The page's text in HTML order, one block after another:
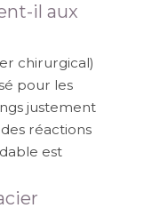
il aux
chirurgical)
pour les
justement
réactions
est